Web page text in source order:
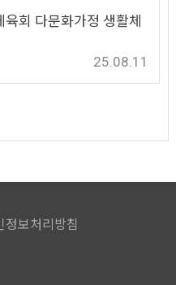
회 다문화가정 생활체
25.08.11
정보처리방침